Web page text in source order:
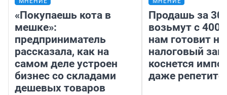
«Покупаешь кота в
мешке»:
предприниматель
рассказала, как на
самом деле устроен
бизнес со складами
дешевых товаров
Продашь за
возьмут с
нам готовит
налоговый
коснется
даже